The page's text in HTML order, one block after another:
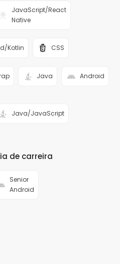
JavaScript/React
Native
Kotlin CSS
Java Android
Java/JavaScript
de carreira
Senior
Android